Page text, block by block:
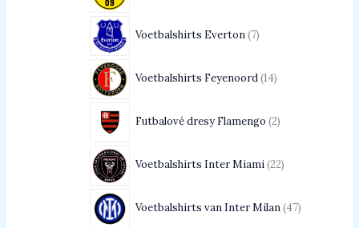
Voetbalshirts Everton 7
Voetbalshirts Feyenoord 14
Futbalové dresy Flamengo 2
Voetbalshirts Inter Miami 22
Voetbalshirts van Inter Milan 47